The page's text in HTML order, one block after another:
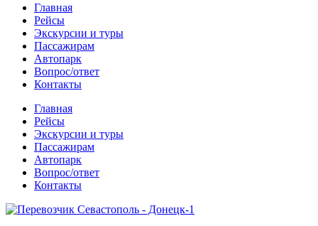
Главная
Рейсы
Экскурсии и туры
Пассажирам
Автопарк
Вопрос/ответ
Контакты
Главная
Рейсы
Экскурсии и туры
Пассажирам
Автопарк
Вопрос/ответ
Контакты